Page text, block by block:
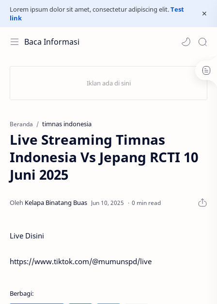
Lorem ipsum dolor sit amet, consectetur adipiscing elit.Test
link
Baca Informasi
Beranda timnas indonesia
Live Streaming Timnas
Indonesia Vs Jepang RCTI 10
Juni 2025
0 min read
Live Disini
https://www.tiktok.com/@mumunspd/live